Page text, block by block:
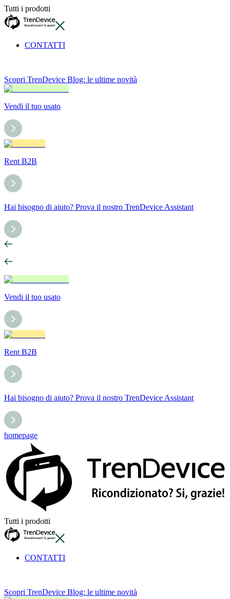
Tutti i prodotti
CONTATTI
Scopri TrenDevice Blog: le ultime novità
Vendi il tuo usato
Rent B2B
Hai bisogno di aiuto? Prova il nostro TrenDevice Assistant
Vendi il tuo usato
Rent B2B
Hai bisogno di aiuto? Prova il nostro TrenDevice Assistant
homepage
Tutti i prodotti
CONTATTI
Scopri TrenDevice Blog: le ultime novità